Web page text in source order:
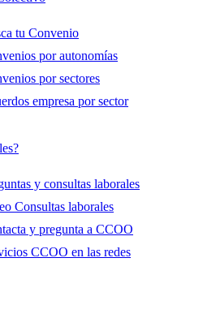
tu Convenio
por autonomías
por sectores
empresa por sector
y consultas laborales
Consultas laborales
y pregunta a CCOO
CCOO en las redes